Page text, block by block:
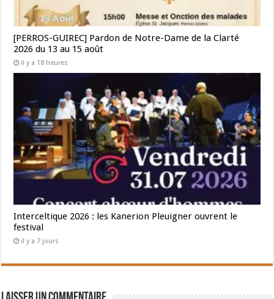
[PERROS-GUIREC] Pardon de Notre-Dame de la Clarté
2026 du 13 au 15 août
il y a 18 heures
Interceltique 2026 : les Kanerion Pleuigner ouvrent le
festival
il y a 7 jours